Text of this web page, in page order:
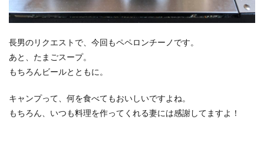
長男のリクエストで、今回もペペロンチーノです。
あと、たまごスープ。
もちろんビールとともに。
キャンプって、何を食べてもおいしいですよね。
もちろん、いつも料理を作ってくれる妻には感謝してますよ！